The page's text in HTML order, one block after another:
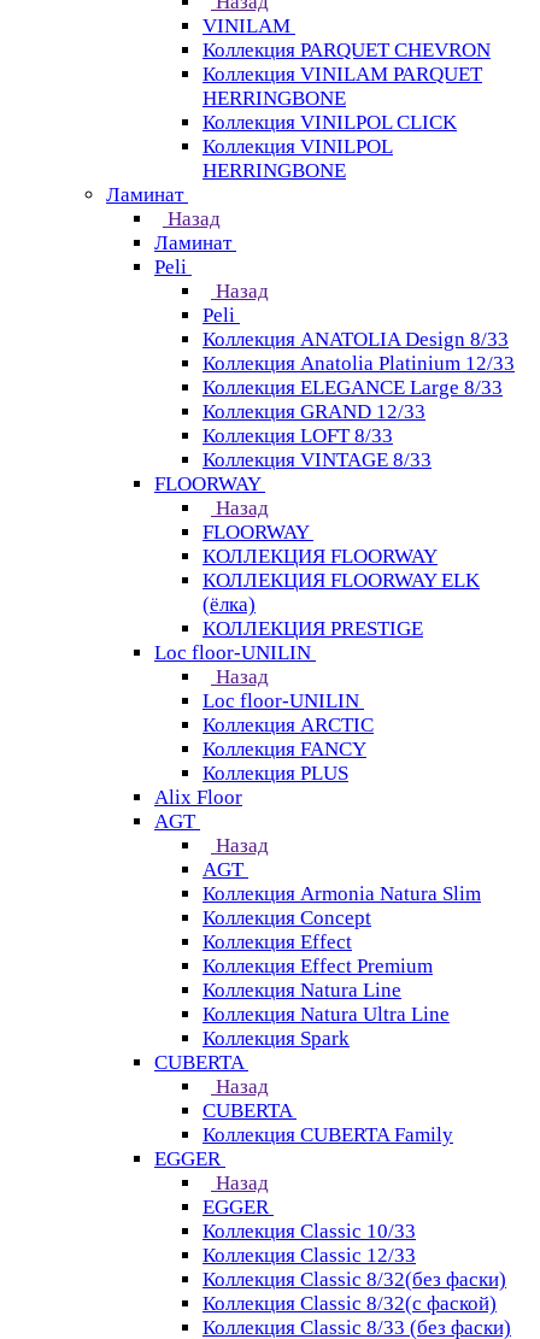
VINILAM
Коллекция PARQUET CHEVRON
Коллекция VINILAM PARQUET
HERRINGBONE
Коллекция VINILPOL CLICK
Коллекция VINILPOL
HERRINGBONE
Ламинат
Назад
Ламинат
Peli
Назад
Peli
Коллекция ANATOLIA Design 8/33
Коллекция Anatolia Platinium 12/33
Коллекция ELEGANCE Large 8/33
Коллекция GRAND 12/33
Коллекция LOFT 8/33
Коллекция VINTAGE 8/33
FLOORWAY
Назад
FLOORWAY
КОЛЛЕКЦИЯ FLOORWAY
КОЛЛЕКЦИЯ FLOORWAY ELK
(ёлка)
КОЛЛЕКЦИЯ PRESTIGE
Loс floor-UNILIN
Назад
Loс floor-UNILIN
Коллекция ARCTIС
Коллекция FANCY
Коллекция PLUS
Alix Floor
AGT
Назад
AGT
Коллекция Armonia Natura Slim
Коллекция Concept
Коллекция Effect
Коллекция Effect Premium
Коллекция Natura Line
Коллекция Natura Ultra Line
Коллекция Spark
CUBERTA
Назад
CUBERTA
Коллекция CUBERTA Family
EGGER
Назад
EGGER
Коллекция Classic 10/33
Коллекция Classic 12/33
Коллекция Classic 8/32(без фаски)
Коллекция Classic 8/32(с фаской)
Коллекция Classic 8/33 (без фаски)